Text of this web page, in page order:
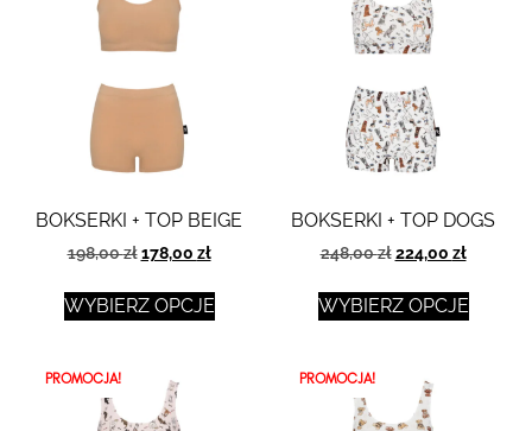
BOKSERKI + TOP BEIGE
198,00zł 178,00 zł
WYBIERZ OPCJE
BOKSERKI + TOP DOGS
248,00zł 224,00 zł
WYBIERZ OPCJE
PROMOCJA! PROMOCJA!